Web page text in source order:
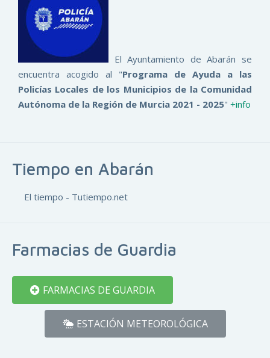
El Ayuntamiento de Abarán se
encuentra acogido al "Programa de Ayuda a las
Policías Locales de los Municipios de la Comunidad
Autónoma de la Región de Murcia 2021 - 2025" +info
Tiempo en Abarán
El tiempo - Tutiempo.net
Farmacias de Guardia
FARMACIAS DE GUARDIA
ESTACIÓN METEOROLÓGICA